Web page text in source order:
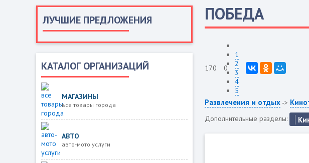
ЛУЧШИЕ ПРЕДЛОЖЕНИЯ
КАТАЛОГ ОРГАНИЗАЦИЙ
МАГАЗИНЫ
все товары города
АВТО
авто-мото услуги
ПОБЕДА
170 0
1
2
3
4
5
Развлечения и отдых ->
Дополнительные разделы: